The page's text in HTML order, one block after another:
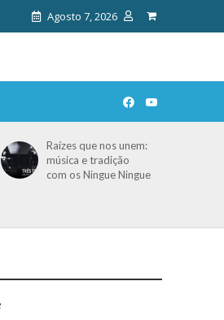
Agosto 7, 2026
Raízes que nos unem:
música e tradição
com os Ningue Ningue